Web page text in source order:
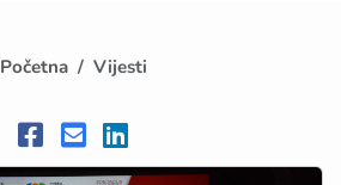
Početna Vijesti